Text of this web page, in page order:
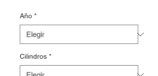
Año *
Cilindros *